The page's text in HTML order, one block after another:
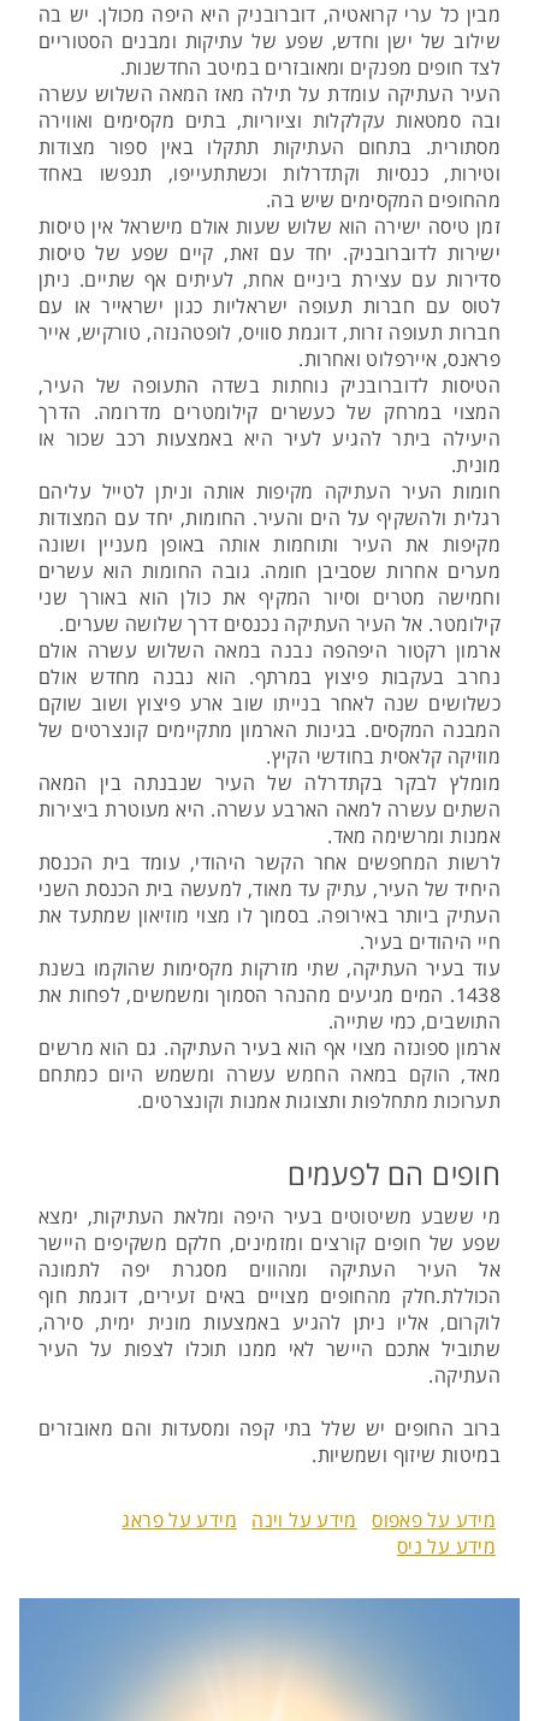
מבין כל ערי קרואטיה, דוברובניק היא היפה מכולן. יש בה
שילוב של ישן וחדש, שפע של עתיקות ומבנים הסטוריים
לצד חופים מפנקים ומאובזרים במיטב החדשנות.
העיר העתיקה עומדת על תילה מאז המאה השלוש עשרה
ובה סמטאות עקלקלות וציוריות, בתים מקסימים ואווירה
מסתורית. בתחום העתיקות תתקלו באין ספור מצודות
וטירות, כנסיות וקתדרלות וכשתתעייפו, תנפשו באחד
מהחופים המקסימים שיש בה.
זמן טיסה ישירה הוא שלוש שעות אולם מישראל אין טיסות
ישירות לדוברובניק. יחד עם זאת, קיים שפע של טיסות
סדירות עם עצירת ביניים אחת, לעיתים אף שתיים. ניתן
לטוס עם חברות תעופה ישראליות כגון ישראייר או עם
חברות תעופה זרות, דוגמת סוויס, לופטהנזה, טורקיש, אייר
פראנס, איירפלוט ואחרות.
הטיסות לדוברובניק נוחתות בשדה התעופה של העיר,
המצוי במרחק של כעשרים קילומטרים מדרומה. הדרך
היעילה ביתר להגיע לעיר היא באמצעות רכב שכור או
מונית.
חומות העיר העתיקה מקיפות אותה וניתן לטייל עליהם
רגלית ולהשקיף על הים והעיר. החומות, יחד עם המצודות
מקיפות את העיר ותוחמות אותה באופן מעניין ושונה
מערים אחרות שסביבן חומה. גובה החומות הוא עשרים
וחמישה מטרים וסיור המקיף את כולן הוא באורך שני
קילומטר. אל העיר העתיקה נכנסים דרך שלושה שערים.
ארמון רקטור היפהפה נבנה במאה השלוש עשרה אולם
נחרב בעקבות פיצוץ במרתף. הוא נבנה מחדש אולם
כשלושים שנה לאחר בנייתו שוב ארע פיצוץ ושוב שוקם
המבנה המקסים. בגינות הארמון מתקיימים קונצרטים של
מוזיקה קלאסית בחודשי הקיץ.
מומלץ לבקר בקתדרלה של העיר שנבנתה בין המאה
השתים עשרה למאה הארבע עשרה. היא מעוטרת ביצירות
אמנות ומרשימה מאד.
לרשות המחפשים אחר הקשר היהודי, עומד בית הכנסת
היחיד של העיר, עתיק עד מאוד, למעשה בית הכנסת השני
העתיק ביותר באירופה. בסמוך לו מצוי מוזיאון שמתעד את
חיי היהודים בעיר.
עוד בעיר העתיקה, שתי מזרקות מקסימות שהוקמו בשנת
1438. המים מגיעים מהנהר הסמוך ומשמשים, לפחות את
התושבים, כמי שתייה.
ארמון ספונזה מצוי אף הוא בעיר העתיקה. גם הוא מרשים
מאד, הוקם במאה החמש עשרה ומשמש היום כמתחם
תערוכות מתחלפות ותצוגות אמנות וקונצרטים.
חופים הם לפעמים
מי ששבע משיטוטים בעיר היפה ומלאת העתיקות, ימצא
שפע של חופים קורצים ומזמינים, חלקם משקיפים היישר
אל העיר העתיקה ומהווים מסגרת יפה לתמונה
הכוללת.חלק מהחופים מצויים באים זעירים, דוגמת חוף
לוקרום, אליו ניתן להגיע באמצעות מונית ימית, סירה,
שתוביל אתכם היישר לאי ממנו תוכלו לצפות על העיר
העתיקה.
ברוב החופים יש שלל בתי קפה ומסעדות והם מאובזרים
במיטות שיזוף ושמשיות.
מידע על פאפוס מידע על וינה
מידע על פראג
מידע על ניס